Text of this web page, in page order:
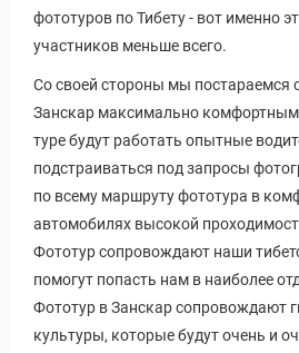
фототуров по Тибету - вот именно
участников меньше всего.
Со своей стороны мы постараемся
Занскар максимально комфортным
туре будут работать опытные
подстраиваться под запросы
по всему маршруту фототура в
автомобилях высокой
Фототур сопровождают наши
помогут попасть нам в наиболее
Фототур в Занскар сопровождают
культуры, которые будут очень и